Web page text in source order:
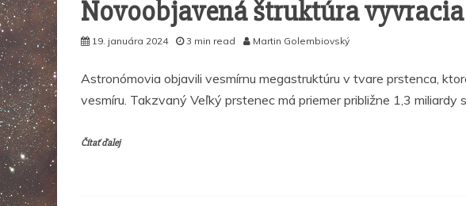
Novoobjavená štruktúra
19. januára 2024 3 min read Martin Golembiovský
Astronómovia objavili vesmírnu megastruktúru v tvare prstenca,
vesmíru. Takzvaný Veľký prstenec má priemer približne 1,3 miliardy
Čítať ďalej